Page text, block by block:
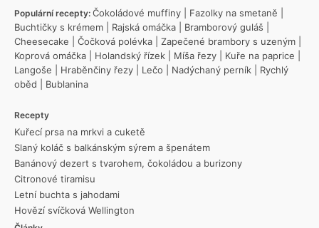
Populární recepty: Čokoládové muffiny Fazolky na smetaně
Buchtičky s krémem
Rajská omáčka Bramborový guláš
Cheesecake
Čočková polévka Zapečené brambory s uzeným
Koprová omáčka
Holandský řízek Míša řezy Kuře na paprice
Langoše
Hraběnčiny řezy Lečo Nadýchaný perník
Rychlý
oběd
Bublanina
Recepty
Kuřecí prsa na mrkvi a cuketě
Slaný koláč s balkánským sýrem a špenátem
Banánový dezert s tvarohem, čokoládou a burizony
Citronové tiramisu
Letní buchta s jahodami
Hovězí svíčková Wellington